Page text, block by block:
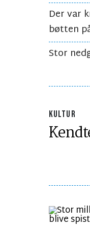
Der var
bøtten
Stor
KULTUR